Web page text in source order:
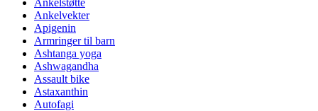
Ankelstøtte
Ankelvekter
Apigenin
Armringer til barn
Ashtanga yoga
Ashwagandha
Assault bike
Astaxanthin
Autofagi